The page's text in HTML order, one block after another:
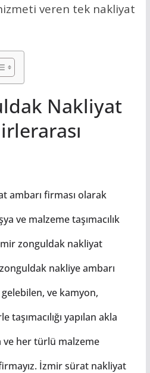
veren tek nakliyat
Nakliyat
ambarı firması olarak
ve malzeme taşımacılık
zonguldak nakliyat
nakliye ambarı
ve kamyon,
yapılan akla
ve her türlü malzeme
İzmir sürat nakliyat